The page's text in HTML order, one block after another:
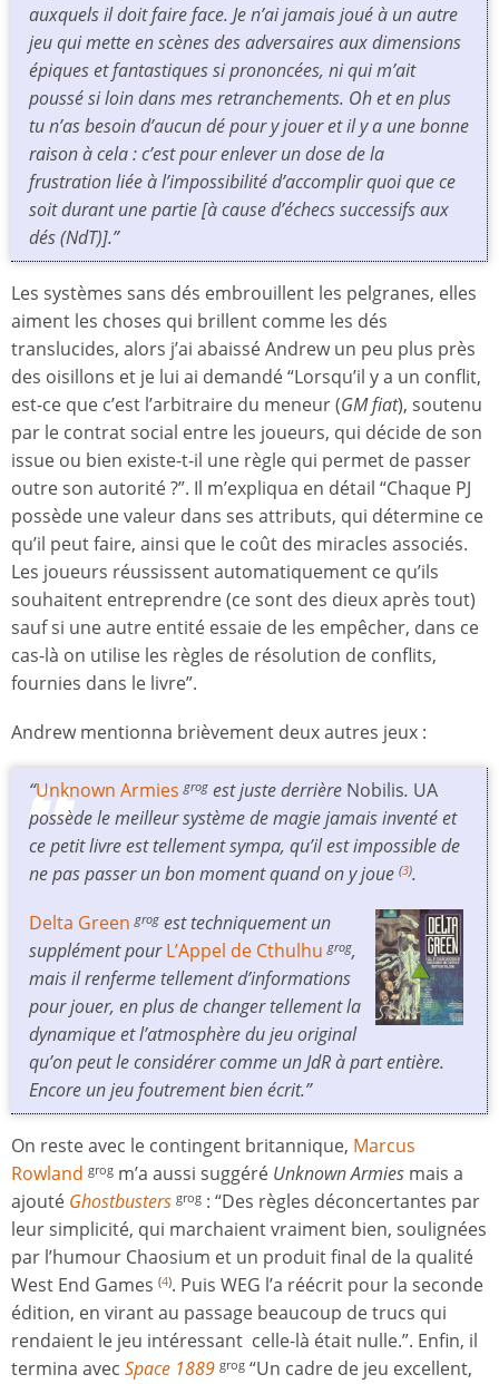
auxquels il doit faire face. Je n’ai jamais joué à un autre
jeu qui mette en scènes des adversaires aux dimensions
épiques et fantastiques si prononcées, ni qui m’ait
poussé si loin dans mes retranchements. Oh et en plus
tu n’as besoin d’aucun dé pour y jouer et il y a une bonne
raison à cela : c’est pour enlever un dose de la
frustration liée à l’impossibilité d’accomplir quoi que ce
soit durant une partie [à cause d’échecs successifs aux
dés (NdT)].”
Les systèmes sans dés embrouillent les pelgranes, elles
aiment les choses qui brillent comme les dés
translucides, alors j’ai abaissé Andrew un peu plus près
des oisillons et je lui ai demandé “Lorsqu’il y a un conflit,
est-ce que c’est l’arbitraire du meneur (GM fiat), soutenu
par le contrat social entre les joueurs, qui décide de son
issue ou bien existe-t-il une règle qui permet de passer
outre son autorité ?”. Il m’expliqua en détail “Chaque PJ
possède une valeur dans ses attributs, qui détermine ce
qu’il peut faire, ainsi que le coût des miracles associés.
Les joueurs réussissent automatiquement ce qu’ils
souhaitent entreprendre (ce sont des dieux après tout)
sauf si une autre entité essaie de les empêcher, dans ce
cas-là on utilise les règles de résolution de conflits,
fournies dans le livre”.
Andrew mentionna brièvement deux autres jeux :
“Unknown Armies grog est juste derrière Nobilis. UA
possède le meilleur système de magie jamais inventé et
ce petit livre est tellement sympa, qu’il est impossible de
ne pas passer un bon moment quand on y joue (3).
Delta Green grog est techniquement un
supplément pourL’Appel de Cthulhu grog,
mais il renferme tellement d’informations
pour jouer, en plus de changer tellement la
dynamique et l’atmosphère du jeu original
qu’on peut le considérer comme un JdR à part entière.
Encore un jeu foutrement bien écrit.”
On reste avec le contingent britannique, Marcus
Rowland grog m’a aussi suggéré Unknown Armies mais a
ajouté Ghostbusters grog : “Des règles déconcertantes par
leur simplicité, qui marchaient vraiment bien, soulignées
par l’humour Chaosium et un produit final de la qualité
West End Games (4). Puis WEG l’a réécrit pour la seconde
édition, en virant au passage beaucoup de trucs qui
rendaient le jeu intéressant celle-là était nulle.”. Enfin, il
termina avec Space 1889 grog “Un cadre de jeu excellent,